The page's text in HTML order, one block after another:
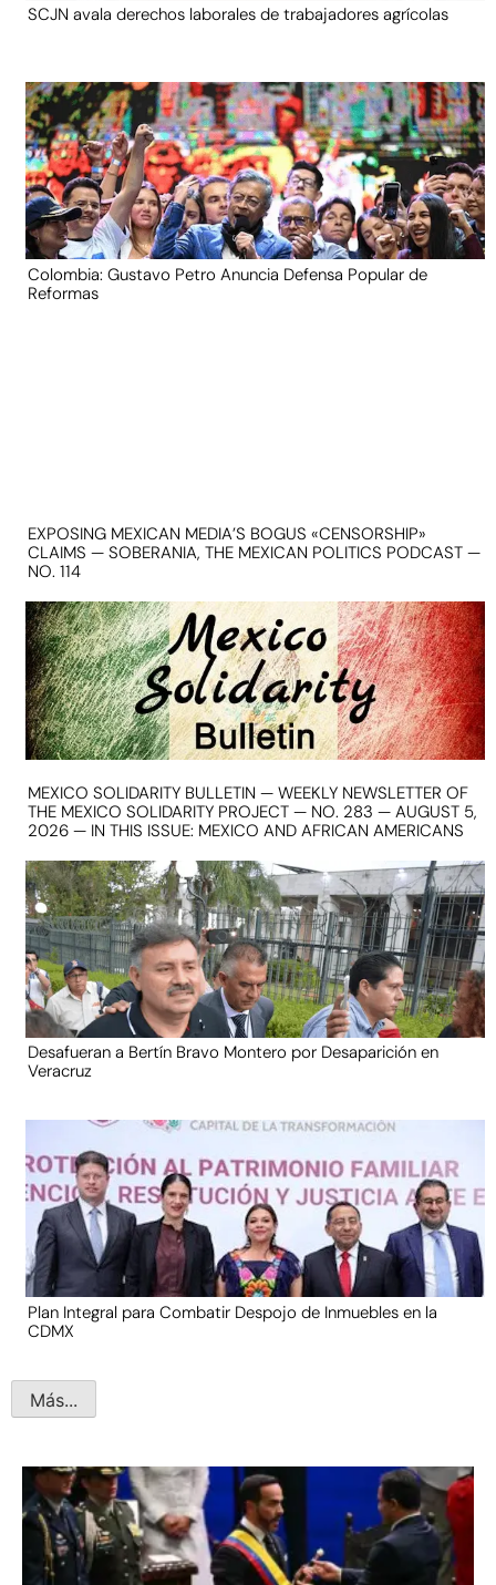
SCJN avala derechos laborales de trabajadores agrícolas
Colombia: Gustavo Petro Anuncia Defensa Popular de
Reformas
EXPOSING MEXICAN MEDIA’S BOGUS «CENSORSHIP»
CLAIMS — SOBERANIA, THE MEXICAN POLITICS PODCAST —
NO. 114
MEXICO SOLIDARITY BULLETIN — WEEKLY NEWSLETTER OF
THE MEXICO SOLIDARITY PROJECT — NO. 283 — AUGUST 5,
2026 — IN THIS ISSUE: MEXICO AND AFRICAN AMERICANS
Desafueran a Bertín Bravo Montero por Desaparición en
Veracruz
Plan Integral para Combatir Despojo de Inmuebles en la
CDMX
Más...